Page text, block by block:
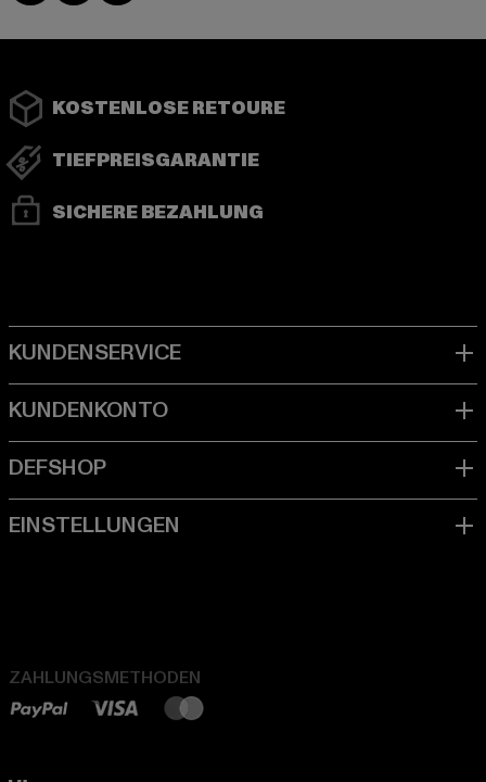
KOSTENLOSE RETOURE
TIEFPREISGARANTIE
SICHERE BEZAHLUNG
ZAHLUNGSMETHODEN